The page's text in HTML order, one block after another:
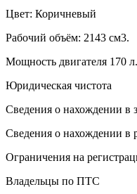
Цвет: Коричневый
Рабочий объём: 2143 см3.
Мощность двигателя 170
Юридическая чистота
Сведения о нахождении в
Сведения о нахождении в
Ограничения на
Владельцы по ПТС